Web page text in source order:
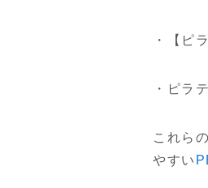
・【ピ
・ピラ
これら
やすい